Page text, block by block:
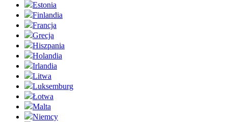
Estonia
Finlandia
Francja
Grecja
Hiszpania
Holandia
Irlandia
Litwa
Luksemburg
Łotwa
Malta
Niemcy